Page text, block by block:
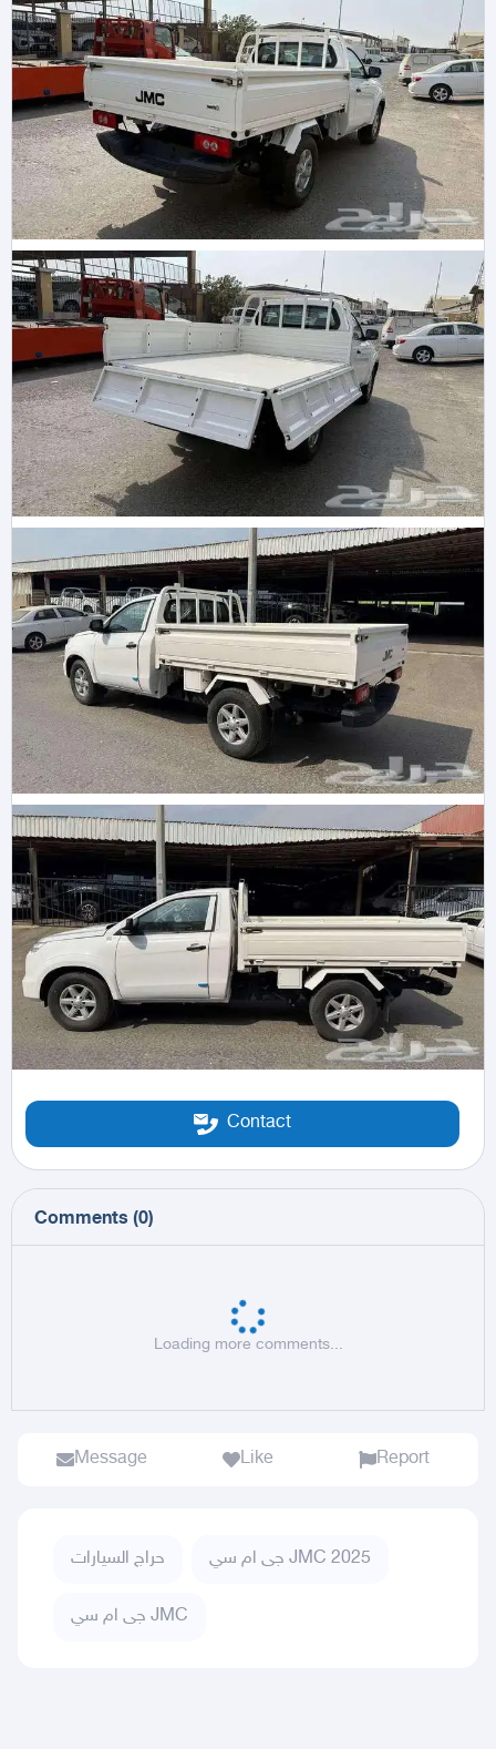
Contact
Comments (0)
Loading more comments...
Message Like Report
حراج السيارات جى ام سي JMC 2025
جى ام سي JMC